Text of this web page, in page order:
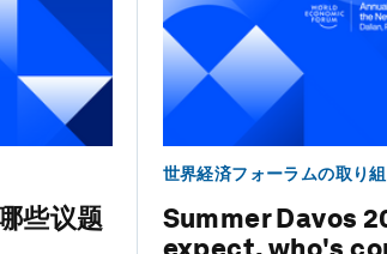
些议题
世界経済フォーラムの取り
Summer Davos
expect, who's